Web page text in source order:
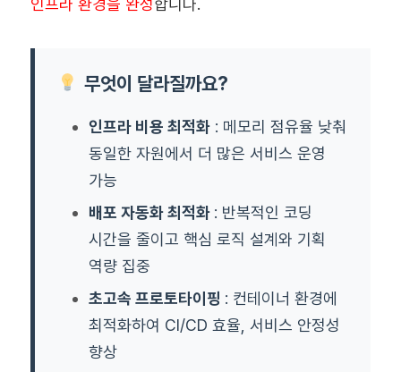
인프라 환경을 완성합니다.
무엇이 달라질까요?
인프라 비용 최적화: 메모리 점유율 낮춰
동일한 자원에서 더 많은 서비스 운영
가능
배포 자동화 최적화 : 반복적인 코딩
시간을 줄이고 핵심 로직 설계와 기획
역량 집중
초고속 프로토타이핑 : 컨테이너 환경에
최적화하여 CI/CD 효율, 서비스 안정성
향상